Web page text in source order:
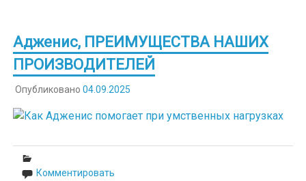
Адженис, ПРЕИМУЩЕСТВА НАШИХ
ПРОИЗВОДИТЕЛЕЙ
Опубликовано 04.09.2025
Комментировать